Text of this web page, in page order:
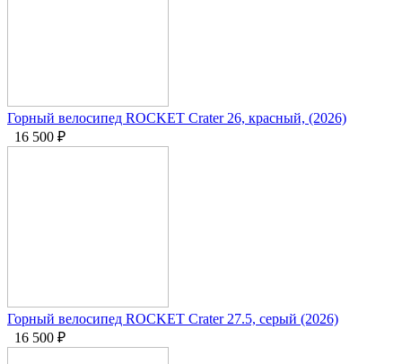
Горный велосипед ROCKET Crater 26, красный, (2026)
16 500 ₽
Горный велосипед ROCKET Crater 27.5, серый (2026)
16 500 ₽